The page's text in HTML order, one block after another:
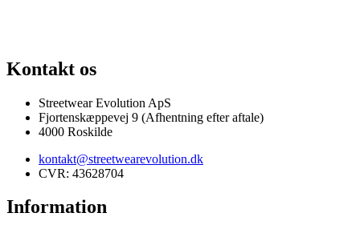
Kontakt os
Streetwear Evolution ApS
Fjortenskæppevej 9 (Afhentning efter aftale)
4000 Roskilde
kontakt@streetwearevolution.dk
CVR: 43628704
Information